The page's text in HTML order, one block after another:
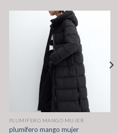
PLUMIFERO MANGO MUJER
plumifero mango mujer